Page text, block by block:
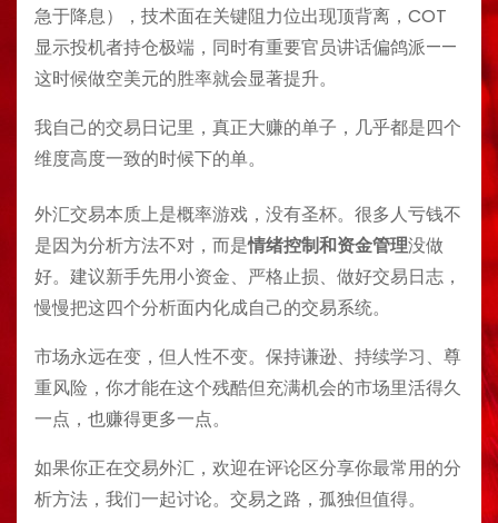
急于降息），技术面在关键阻力位出现顶背离，COT
显示投机者持仓极端，同时有重要官员讲话偏鸽派——
这时候做空美元的胜率就会显著提升。
我自己的交易日记里，真正大赚的单子，几乎都是四个
维度高度一致的时候下的单。
外汇交易本质上是概率游戏，没有圣杯。很多人亏钱不
是因为分析方法不对，而是情绪控制和资金管理没做
好。建议新手先用小资金、严格止损、做好交易日志，
慢慢把这四个分析面内化成自己的交易系统。
市场永远在变，但人性不变。保持谦逊、持续学习、尊
重风险，你才能在这个残酷但充满机会的市场里活得久
一点，也赚得更多一点。
如果你正在交易外汇，欢迎在评论区分享你最常用的分
析方法，我们一起讨论。交易之路，孤独但值得。